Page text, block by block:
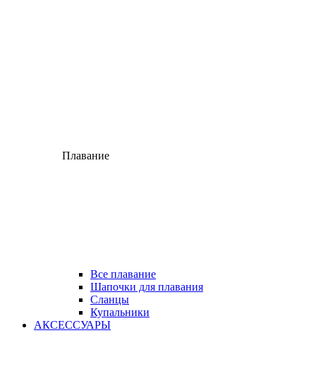
Плавание
Все плавание
Шапочки для плавания
Сланцы
Купальники
АКСЕССУАРЫ